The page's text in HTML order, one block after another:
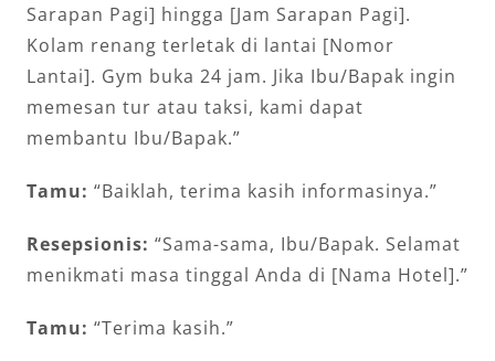
Sarapan Pagi] hingga [Jam Sarapan Pagi].
Kolam renang terletak di lantai [Nomor
Lantai]. Gym buka 24 jam. Jika Ibu/Bapak ingin
memesan tur atau taksi, kami dapat
membantu Ibu/Bapak.”
Tamu: “Baiklah, terima kasih informasinya.”
Resepsionis: “Sama-sama, Ibu/Bapak. Selamat
menikmati masa tinggal Anda di [Nama Hotel].”
Tamu: “Terima kasih.”